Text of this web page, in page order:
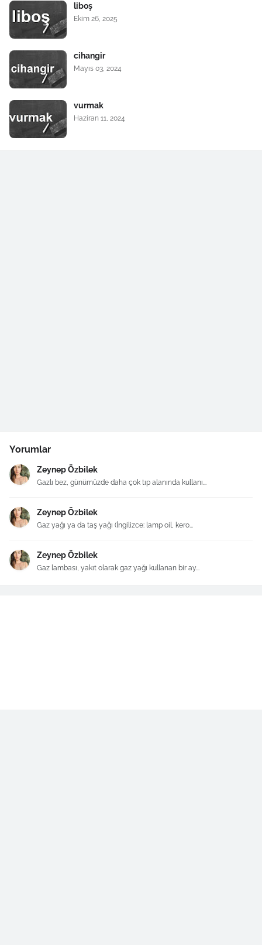
liboş
Ekim 26, 2025
cihangir
Mayıs 03, 2024
vurmak
Haziran 11, 2024
Yorumlar
Zeynep Özbilek
Gazlı bez, günümüzde daha çok tıp alanında kullanı...
Zeynep Özbilek
Gaz yağı ya da taş yağı (İngilizce: lamp oil, kero...
Zeynep Özbilek
Gaz lambası, yakıt olarak gaz yağı kullanan bir ay...